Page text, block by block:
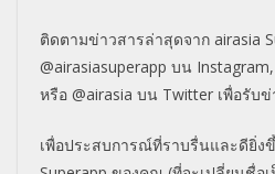
ติดตามข่าวสารล่าสุดจาก airasia
@airasiasuperapp บน
หรือ @airasia บน Twitter เพื่อรับ
เพื่อประสบการณ์ที่ราบรื่นและดียิ่ง